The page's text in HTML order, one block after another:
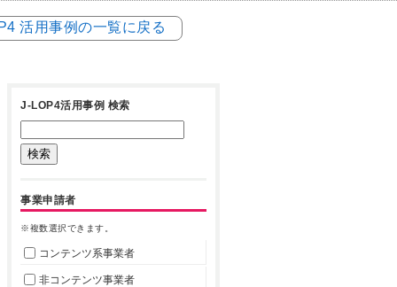
活用事例の一覧に戻る
J-LOP4活用事例 検索
事業申請者
※複数選択できます。
コンテンツ系事業者
非コンテンツ事業者